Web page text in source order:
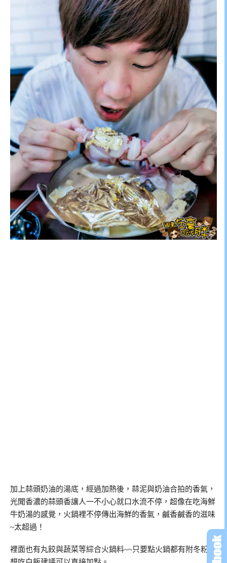
加上蒜頭奶油的湯底，經過加熱後，蒜泥與奶油合拍的香氣，
光聞香濃的蒜頭香讓人一不小心就口水流不停，超像在吃海鮮
牛奶湯的感覺，火鍋裡不停傳出海鮮的香氣，鹹香鹹香的滋味
~太超過！
裡面也有丸餃與蔬菜等綜合火鍋料~~只要點火鍋都有附冬粉，